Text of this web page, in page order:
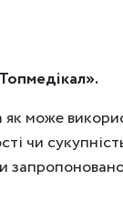
як може
чи